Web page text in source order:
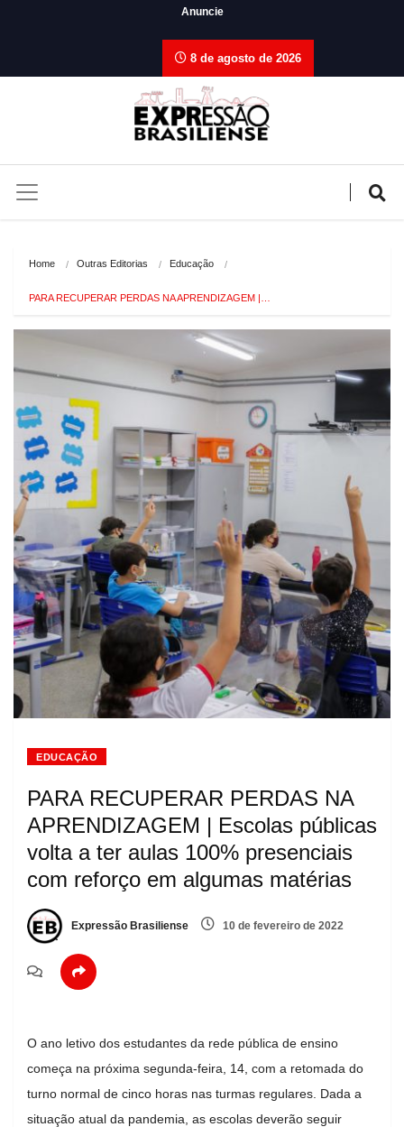
Anuncie
8 de agosto de 2026
Home Outras Editorias Educação
PARA RECUPERAR PERDAS NA APRENDIZAGEM |…
EDUCAÇÃO
PARA RECUPERAR PERDAS NA
APRENDIZAGEM | Escolas públicas
volta a ter aulas 100% presenciais
com reforço em algumas matérias
Expressão Brasiliense 10 de fevereiro de 2022
O ano letivo dos estudantes da rede pública de ensino
começa na próxima segunda-feira, 14, com a retomada do
turno normal de cinco horas nas turmas regulares. Dada a
situação atual da pandemia, as escolas deverão seguir